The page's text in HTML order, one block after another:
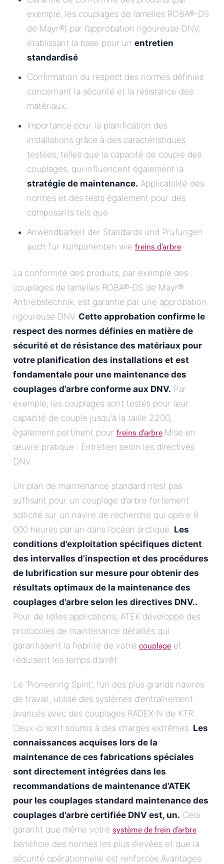
exemple, les couplages de lamelles ROBA®-DS
de Mayr®) par l’approbation rigoureuse DNV,
établissant la base pour un entretien
standardisé .
Confirmation du respect des normes définies
concernant la sécurité et la résistance des
matériaux.
Importance pour la planification des
installations grâce à des caractéristiques
testées, telles que la capacité de couple des
couplages, qui influencent également la
stratégie de maintenance. Applicabilité des
normes et des tests également pour des
composants tels que
Anwendbarkeit der Standards und Prüfungen
auch für Komponenten wie freins d’arbre.
La conformité des produits, par exemple des
couplages de lamelles ROBA®-DS de Mayr®
Antriebstechnik, est garantie par une approbation
rigoureuse DNV. Cette approbation confirme le
respect des normes définies en matière de
sécurité et de résistance des matériaux pour
votre planification des installations et est
fondamentale pour une maintenance des
couplages d’arbre conforme aux DNV. Par
exemple, les couplages sont testés pour leur
capacité de couple jusqu’à la taille 2200,
également pertinent pour freins d’arbre.Mise en
œuvre pratique : Entretien selon les directives
DNV
Un plan de maintenance standard n’est pas
suffisant pour un couplage d’arbre fortement
sollicité sur un navire de recherche qui opère 8
000 heures par an dans l’océan arctique. Les
conditions d’exploitation spécifiques dictent
des intervalles d’inspection et des procédures
de lubrification sur mesure pour obtenir des
résultats optimaux de la maintenance des
couplages d’arbre selon les directives DNV..
Pour de telles applications, ATEK développe des
protocoles de maintenance détaillés qui
garantissent la fiabilité de votre couplage et
réduisent les temps d’arrêt.
Le ‘Pioneering Spirit’, l’un des plus grands navires
de travail, utilise des systèmes d’entraînement
avancés avec des couplages RADEX-N de KTR.
Ceux-ci sont soumis à des charges extrêmes. Les
connaissances acquises lors de la
maintenance de ces fabrications spéciales
sont directement intégrées dans les
recommandations de maintenance d’ATEK
pour les couplages standard maintenance des
couplages d’arbre certifiée DNV est, un. Cela
garantit que même votre système de frein d’arbre
bénéficie des normes les plus élevées et que la
sécurité opérationnelle est renforcée.Avantages